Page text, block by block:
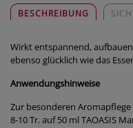
BESCHREIBUNG
Wirkt entspannend,
ebenso glücklich wie das
Anwendungshinweise
Zur besonderen
8-10 Tr. auf 50 ml TAOASIS